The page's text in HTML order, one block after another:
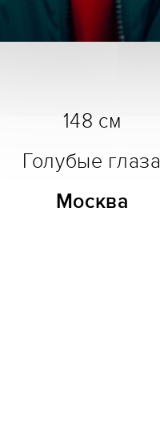
148 см
Голубые глаза
Москва